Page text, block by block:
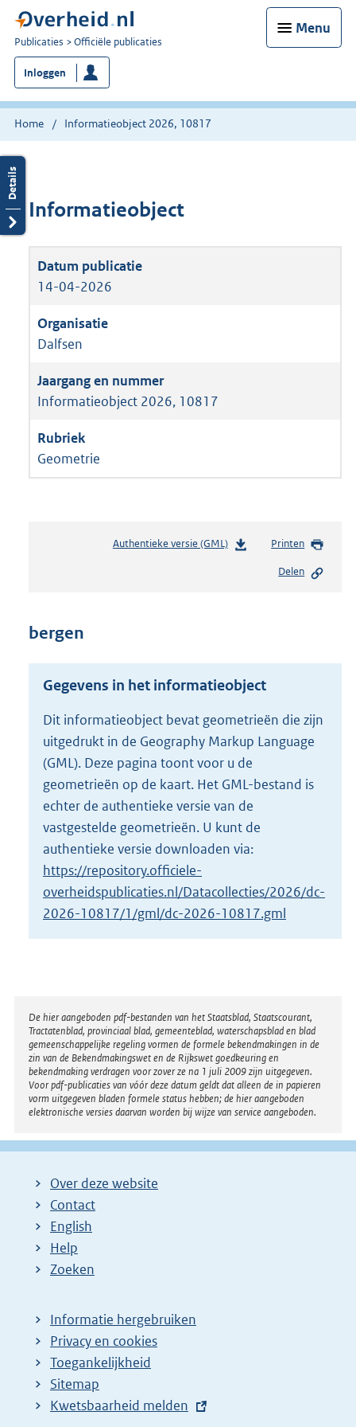
Menu
U
bent
nu
hier:
Publicaties Officiële publicaties
Inloggen
Home Informatieobject 2026, 10817
Informatieobject
14-04-2026
Dalfsen
Informatieobject 2026, 10817
Geometrie
Authentieke versie (GML)b
s
r
o
t
t
e
4
3
K
Printen
Delen
bergen
Gegevens in het informatieobject
Dit informatieobject bevat geometrieën die zijn
uitgedrukt in de Geography Markup Language
(GML). Deze pagina toont voor u de
geometrieën op de kaart. Het GML-bestand is
echter de authentieke versie van de
vastgestelde geometrieën. U kunt de
authentieke versie downloaden via:
https://repository.officiele-
overheidspublicaties.nl/Datacollecties/2026/dc-
2026-10817/1/gml/dc-2026-10817.gml
Disclaimer
De hier aangeboden pdf-bestanden van het Staatsblad, Staatscourant,
Tractatenblad, provinciaal blad, gemeenteblad, waterschapsblad en blad
gemeenschappelijke regeling vormen de formele bekendmakingen in de
zin van de Bekendmakingswet en de Rijkswet goedkeuring en
bekendmaking verdragen voor zover ze na 1 juli 2009 zijn uitgegeven.
Voor pdf-publicaties van vóór deze datum geldt dat alleen de in papieren
vorm uitgegeven bladen formele status hebben; de hier aangeboden
elektronische versies daarvan worden bij wijze van service aangeboden.
Over deze website
Contact
English
Help
Zoeken
Informatie hergebruiken
Privacy en cookies
Toegankelijkheid
Sitemap
E
Kwetsbaarheid melden